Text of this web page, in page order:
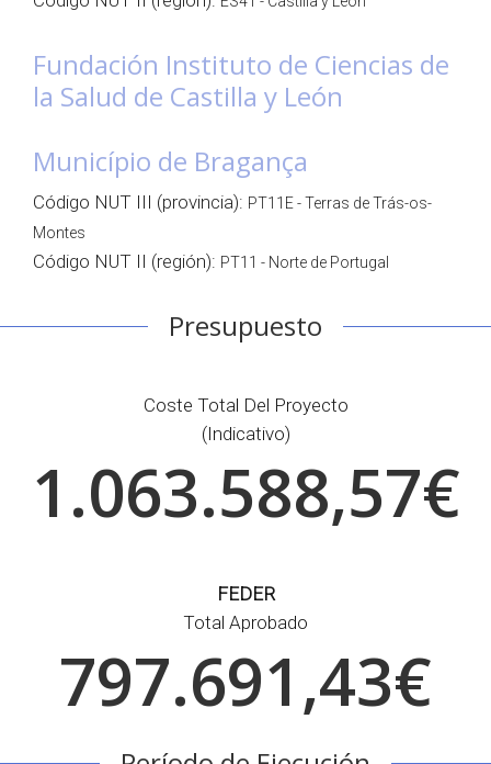
Fundación Instituto de Ciencias de
la Salud de Castilla y León
Município de Bragança
Código NUT III (provincia): PT11E - Terras de Trás-os-
Montes
Código NUT II (región): PT11 - Norte de Portugal
Presupuesto
Coste Total Del Proyecto
(indicativo)
1.063.588,57€
FEDER
Total Aprobado
797.691,43€